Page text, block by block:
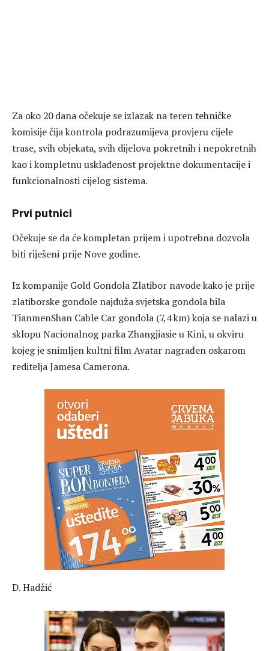
Za oko 20 dana očekuje se izlazak na teren tehničke
komisije čija kontrola podrazumijeva provjeru cijele
trase, svih objekata, svih dijelova pokretnih i nepokretnih
kao i kompletnu usklađenost projektne dokumentacije i
funkcionalnosti cijelog sistema.
Prvi putnici
Očekuje se da će kompletan prijem i upotrebna dozvola
biti riješeni prije Nove godine.
Iz kompanije Gold Gondola Zlatibor navode kako je prije
zlatiborske gondole najduža svjetska gondola bila
TianmenShan Cable Car gondola (7,4 km) koja se nalazi u
sklopu Nacionalnog parka Zhangjiasie u Kini, u okviru
kojeg je snimljen kultni film Avatar nagrađen oskarom
reditelja Jamesa Camerona.
D. Hadžić